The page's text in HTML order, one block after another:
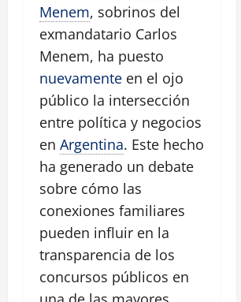
Menem, sobrinos del
exmandatario Carlos
Menem, ha puesto
nuevamente en el ojo
público la intersección
entre política y negocios
en Argentina. Este hecho
ha generado un debate
sobre cómo las
conexiones familiares
pueden influir en la
transparencia de los
concursos públicos en